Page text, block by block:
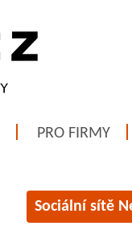
PRO FIRMY
Sociální sítě